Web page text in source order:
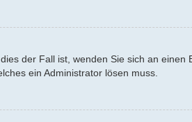
der Fall ist, wenden Sie sich an einen
ein Administrator lösen muss.